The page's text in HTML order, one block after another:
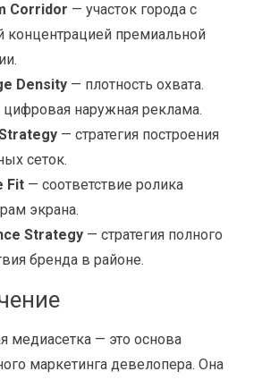
Corridor — участок города с
концентрацией премиальной
Density— плотность охвата.
наружная реклама.
— стратегия построения
сеток.
Fit— соответствие ролика
экрана.
Strategy— стратегия полного
бренда в районе.
медиасетка — это основа
маркетинга девелопера. Она